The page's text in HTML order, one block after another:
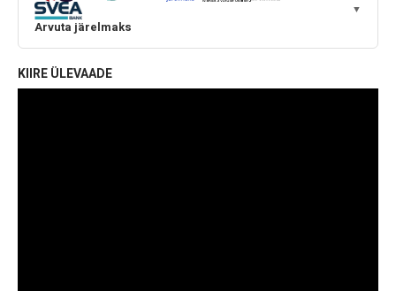
Arvuta järelmaks
▼
KIIRE ÜLEVAADE